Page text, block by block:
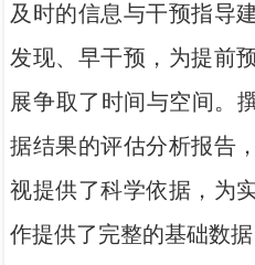
及时的信息与干预指导
发现、早干预，为提前
展争取了时间与空间。
据结果的评估分析报告
视提供了科学依据，为
作提供了完整的基础数据